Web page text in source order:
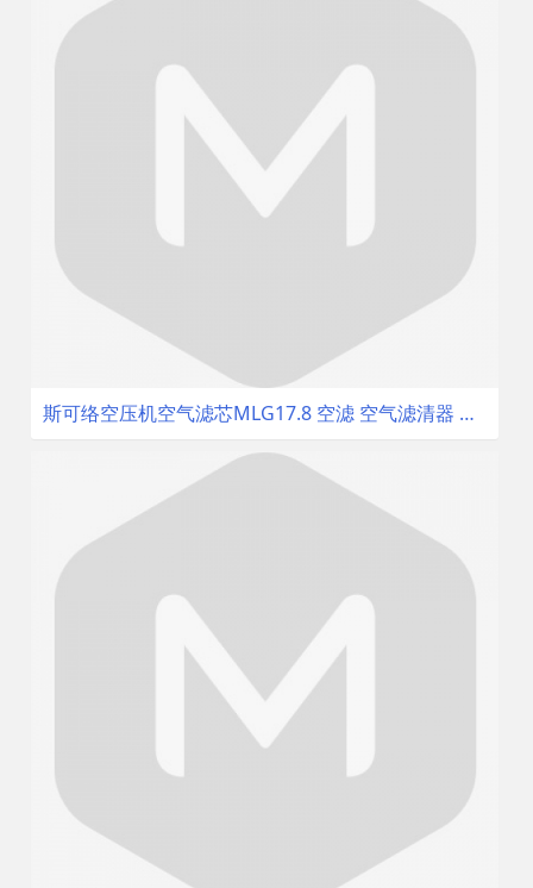
斯可络空压机空气滤芯MLG17.8 空滤 空气滤清器 配件空气过滤器